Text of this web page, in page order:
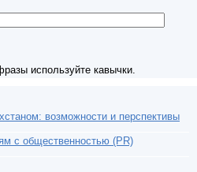
используйте кавычки.
возможности и перспективы
с общественностью (PR)